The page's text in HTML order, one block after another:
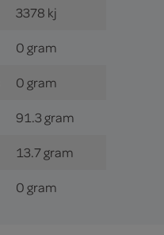
3378 kj
0 gram
0 gram
91.3 gram
13.7 gram
0 gram